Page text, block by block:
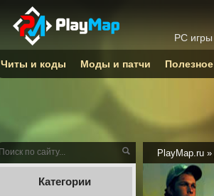
PlayMap.ru »
Категории
PC игры
Читы и коды Моды и патчи Полезное